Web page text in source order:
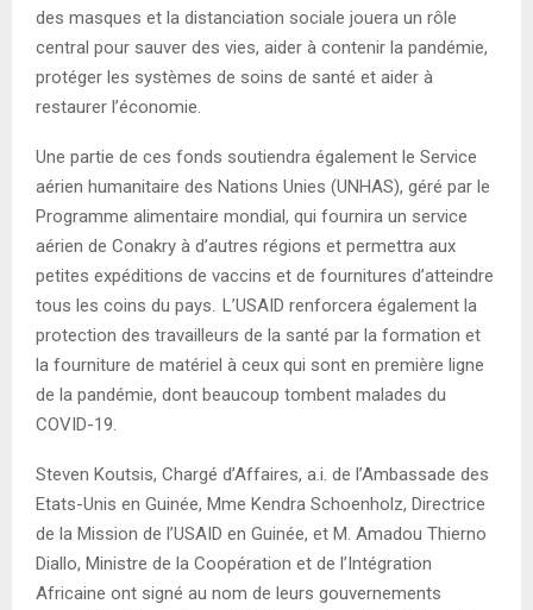
des masques et la distanciation sociale jouera un rôle
central pour sauver des vies, aider à contenir la pandémie,
protéger les systèmes de soins de santé et aider à
restaurer l’économie.
Une partie de ces fonds soutiendra également le Service
aérien humanitaire des Nations Unies (UNHAS), géré par le
Programme alimentaire mondial, qui fournira un service
aérien de Conakry à d’autres régions et permettra aux
petites expéditions de vaccins et de fournitures d’atteindre
tous les coins du pays. L’USAID renforcera également la
protection des travailleurs de la santé par la formation et
la fourniture de matériel à ceux qui sont en première ligne
de la pandémie, dont beaucoup tombent malades du
COVID-19.
Steven Koutsis, Chargé d’Affaires, a.i. de l’Ambassade des
Etats-Unis en Guinée, Mme Kendra Schoenholz, Directrice
de la Mission de l’USAID en Guinée, et M. Amadou Thierno
Diallo, Ministre de la Coopération et de l’Intégration
Africaine ont signé au nom de leurs gouvernements